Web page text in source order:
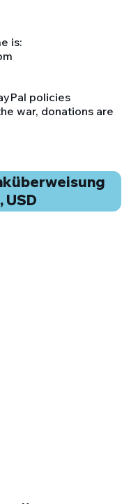
policies
war, donations are
is:
USD